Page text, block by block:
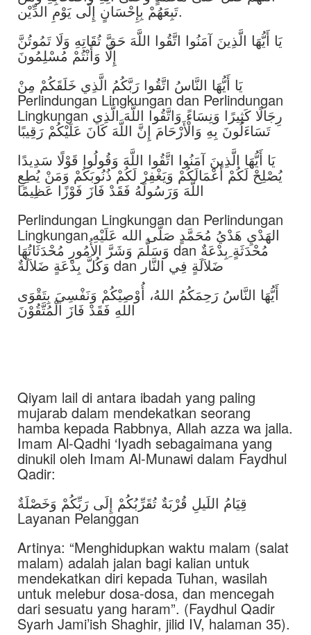
تَبِعَهُمْ بِإِحْسَانٍ إِلَى يَوْمِ الدِّيْن.
يَا أَيُّهَا الَّذِينَ آمَنُوا اتَّقُوا اللَّهَ حَقَّ تُقَاتِهِ وَلَا تَمُوتُنَّ
إِلَّا وَأَنْتُمْ مُسْلِمُونَ
يَا أَيُّهَا النَّاسُ اتَّقُوا رَبَّكُمُ الَّذِي خَلَقَكُمْ مِنْ
Perlindungan Lingkungan dan Perlindungan
Lingkungan رِجَالًا كَثِيرًا وَنِسَاءً وَاتَّقُوا اللَّهَ الَّذِي
تَسَاءَلُونَ بِهِ وَالْأَرْحَامَ إِنَّ اللَّهَ كَانَ عَلَيْكُمْ رَقِيبًا
يَا أَيُّهَا الَّذِينَ آمَنُوا اتَّقُوا اللَّهَ وَقُولُوا قَوْلًا سَدِيدًا
يُصْلِحْ لَكُمْ أَعْمَالَكُمْ وَيَغْفِرْ لَكُمْ ذُنُوبَكُمْ وَمَنْ يُطِعِ
اللَّهَ وَرَسُولَهُ فَقَدْ فَازَ فَوْزًا عَظِيمًا
Perlindungan Lingkungan dan Perlindungan
Lingkungan الهَدْيِ هَدْيُ مُحَمَّدٍ صَلَّى الله عَلَيْهِ
وَسَلَّمَ وَشَرَّ الأُمُورِ مُحْدَثَاتُهَا dan مُحْدَثَةٍ ِبِدْعَةٌ
وَكُلَّ بِدْعَةٍ ضَلاَلَةٌ dan ضَلاَلَةٍ فِي النَّار
أَيُّهَا النَّاسُ رَحِمَكُمُ اللهُ، أُوْصِيْكُمْ وَنَفْسِيَ بِتَقْوَى
اللهِ فَقَدْ فَازَ الْمُتَّقُوْنَ
Qiyam lail di antara ibadah yang paling
mujarab dalam mendekatkan seorang
hamba kepada Rabbnya, Allah azza wa jalla.
Imam Al-Qadhi ‘Iyadh sebagaimana yang
dinukil oleh Imam Al-Munawi dalam Faydhul
Qadir:
قِيَامُ اللَيلِ قُرْبَةٌ تُقَرِّبُكُمْ إِلَى رَبِّكُمْ وَخَصْلَةٌ
Layanan Pelanggan
Artinya: “Menghidupkan waktu malam (salat
malam) adalah jalan bagi kalian untuk
mendekatkan diri kepada Tuhan, wasilah
untuk melebur dosa-dosa, dan mencegah
dari sesuatu yang haram”. (Faydhul Qadir
Syarh Jami’ish Shaghir, jilid IV, halaman 35).